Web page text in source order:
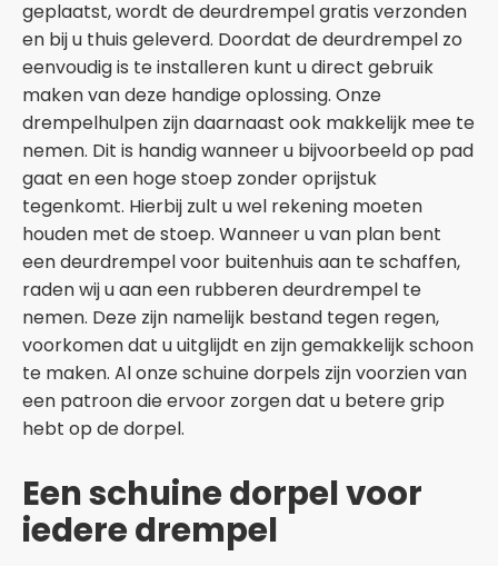
geplaatst, wordt de deurdrempel gratis verzonden
en bij u thuis geleverd. Doordat de deurdrempel zo
eenvoudig is te installeren kunt u direct gebruik
maken van deze handige oplossing. Onze
drempelhulpen zijn daarnaast ook makkelijk mee te
nemen. Dit is handig wanneer u bijvoorbeeld op pad
gaat en een hoge stoep zonder oprijstuk
tegenkomt. Hierbij zult u wel rekening moeten
houden met de stoep. Wanneer u van plan bent
een deurdrempel voor buitenhuis aan te schaffen,
raden wij u aan een rubberen deurdrempel te
nemen. Deze zijn namelijk bestand tegen regen,
voorkomen dat u uitglijdt en zijn gemakkelijk schoon
te maken. Al onze schuine dorpels zijn voorzien van
een patroon die ervoor zorgen dat u betere grip
hebt op de dorpel.
Een schuine dorpel voor
iedere drempel